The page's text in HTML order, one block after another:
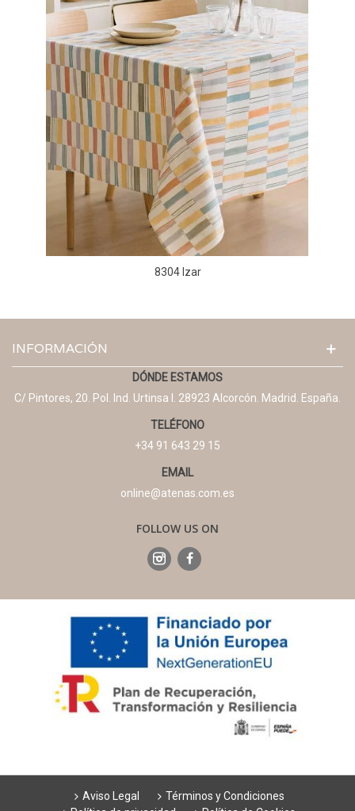
8304 Izar
INFORMACIÓN
DÓNDE ESTAMOS
C/ Pintores, 20. Pol. Ind. Urtinsa I. 28923 Alcorcón. Madrid. España.
TELÉFONO
+34 91 643 29 15
EMAIL
online@atenas.com.es
FOLLOW US ON
Aviso Legal
Términos y Condiciones